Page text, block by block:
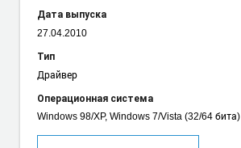
Дата выпуска
27.04.2010
Тип
Драйвер
Операционная система
Windows 98/XP, Windows 7/Vista (32/64 бита)